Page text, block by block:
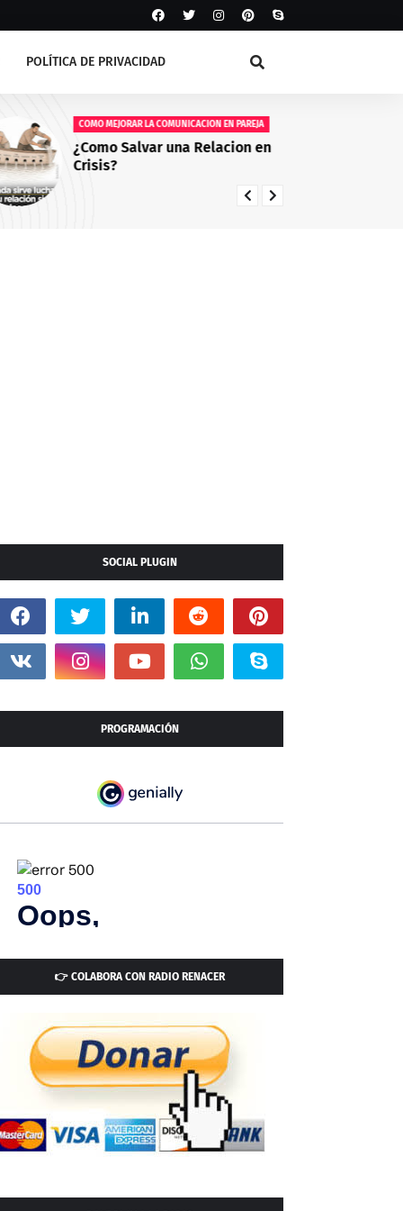
POLÍTICA DE PRIVACIDAD
COMO MEJORAR LA COMUNICACION EN PAREJA
¿Como Salvar una Relacion en
Crisis?
SOCIAL PLUGIN
PROGRAMACIÓN
👉 COLABORA CON RADIO RENACER